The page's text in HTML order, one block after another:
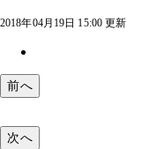
2018年04月19日 15:00 更新
前へ
次へ